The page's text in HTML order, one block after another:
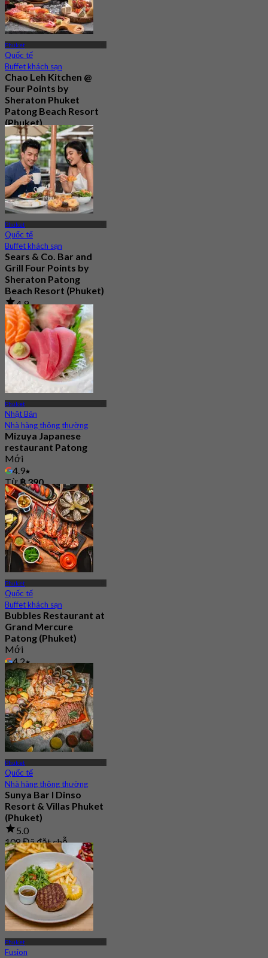
Phuket
Quốc tế
Buffet khách sạn
Chao Leh Kitchen @
Four Points by
Sheraton Phuket
Patong Beach Resort
(Phuket)
5.0
84 Đã đặt chỗ
Từ฿ 470
Phuket
Quốc tế
Buffet khách sạn
Sears & Co. Bar and
Grill Four Points by
Sheraton Patong
Beach Resort (Phuket)
4.9
1.2K Đã đặt chỗ
Từ฿ 795
Phuket
Nhật Bản
Nhà hàng thông thường
Mizuya Japanese
restaurant Patong
Mới
4.9
Từ฿ 390
Phuket
Quốc tế
Buffet khách sạn
Bubbles Restaurant at
Grand Mercure
Patong (Phuket)
Mới
4.2
Từ฿ 596.66
Phuket
Quốc tế
Nhà hàng thông thường
Sunya Bar l Dinso
Resort & Villas Phuket
(Phuket)
5.0
108 Đã đặt chỗ
Từ฿ 463.33
Phuket
Fusion